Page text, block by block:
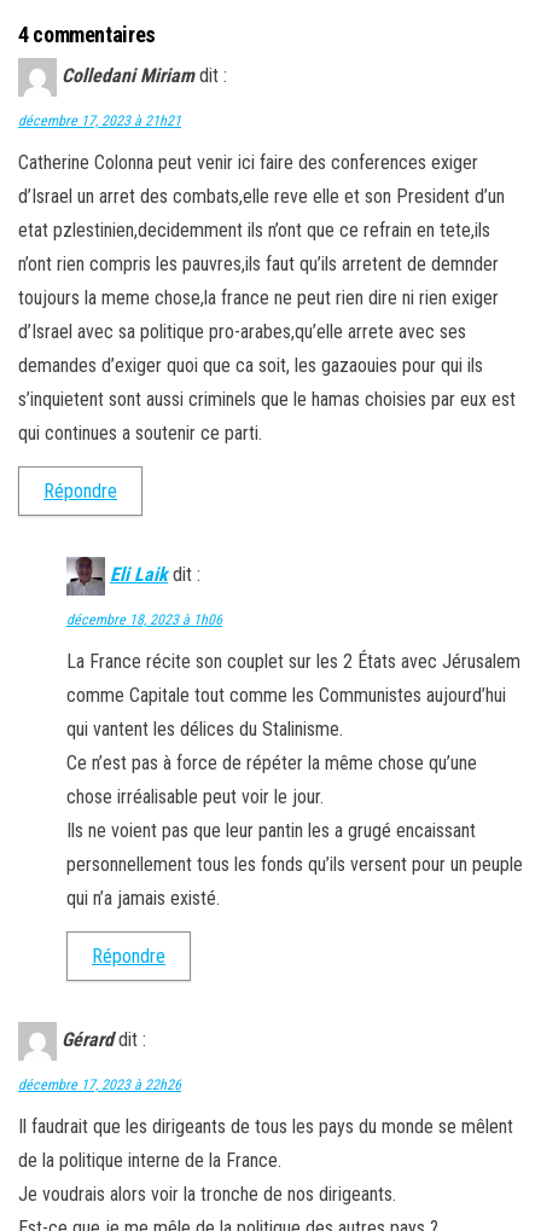
4 commentaires
Colledani Miriam dit :
décembre 17, 2023 à 21h21
Catherine Colonna peut venir ici faire des conferences exiger
d’Israel un arret des combats,elle reve elle et son President d’un
etat pzlestinien,decidemment ils n’ont que ce refrain en tete,ils
n’ont rien compris les pauvres,ils faut qu’ils arretent de demnder
toujours la meme chose,la france ne peut rien dire ni rien exiger
d’Israel avec sa politique pro-arabes,qu’elle arrete avec ses
demandes d’exiger quoi que ca soit, les gazaouies pour qui ils
s’inquietent sont aussi criminels que le hamas choisies par eux est
qui continues a soutenir ce parti.
Répondre
Eli Laik dit :
décembre 18, 2023 à 1h06
La France récite son couplet sur les 2 États avec Jérusalem
comme Capitale tout comme les Communistes aujourd’hui
qui vantent les délices du Stalinisme.
Ce n’est pas à force de répéter la même chose qu’une
chose irréalisable peut voir le jour.
Ils ne voient pas que leur pantin les a grugé encaissant
personnellement tous les fonds qu’ils versent pour un peuple
qui n’a jamais existé.
Répondre
Gérard dit :
décembre 17, 2023 à 22h26
Il faudrait que les dirigeants de tous les pays du monde se mêlent
de la politique interne de la France.
Je voudrais alors voir la tronche de nos dirigeants.